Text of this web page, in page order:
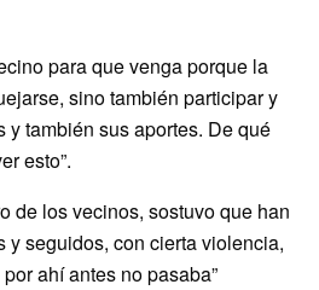
para que venga porque la
sino también participar y
y también sus aportes. De qué
esto”.
de los vecinos, sostuvo que han
y seguidos, con cierta violencia,
ahí antes no pasaba”